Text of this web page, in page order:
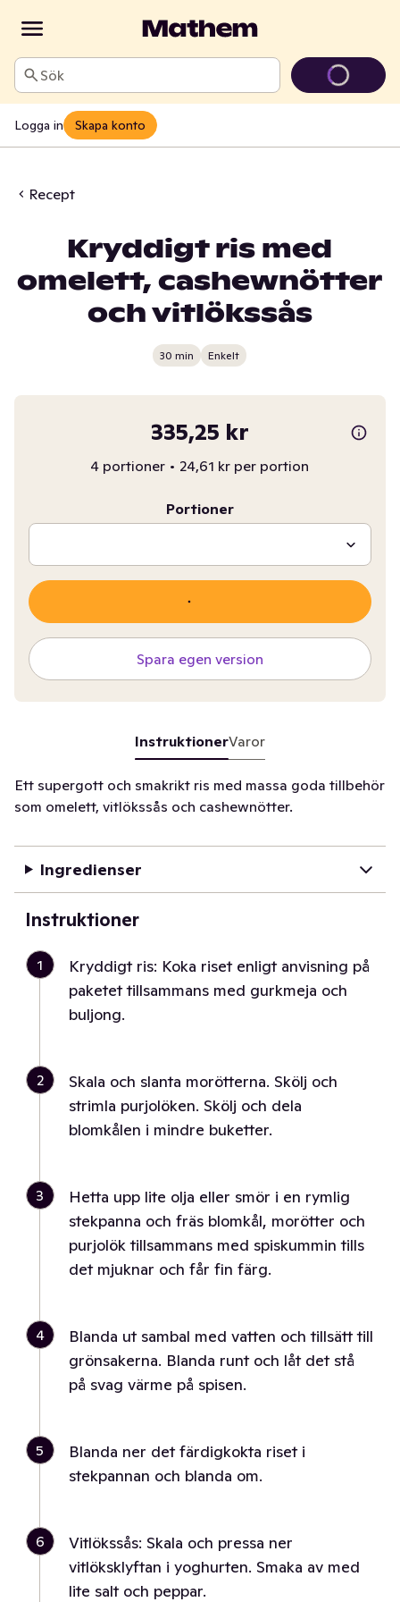
Sök
Logga in Skapa konto
Recept
Kryddigt ris med
omelett, cashewnötter
och vitlökssås
30 min Enkelt
335,25 kr
4 portioner • 24,61 kr per portion
Portioner
Spara egen version
InstruktionerVaror
Ett supergott och smakrikt ris med massa goda tillbehör
som omelett, vitlökssås och cashewnötter.
Ingredienser
Instruktioner
1
Kryddigt ris: Koka riset enligt anvisning på
paketet tillsammans med gurkmeja och
buljong.
2
Skala och slanta morötterna. Skölj och
strimla purjolöken. Skölj och dela
blomkålen i mindre buketter.
3
Hetta upp lite olja eller smör i en rymlig
stekpanna och fräs blomkål, morötter och
purjolök tillsammans med spiskummin tills
det mjuknar och får fin färg.
4
Blanda ut sambal med vatten och tillsätt till
grönsakerna. Blanda runt och låt det stå
på svag värme på spisen.
5
Blanda ner det färdigkokta riset i
stekpannan och blanda om.
6
Vitlökssås: Skala och pressa ner
vitlöksklyftan i yoghurten. Smaka av med
lite salt och peppar.